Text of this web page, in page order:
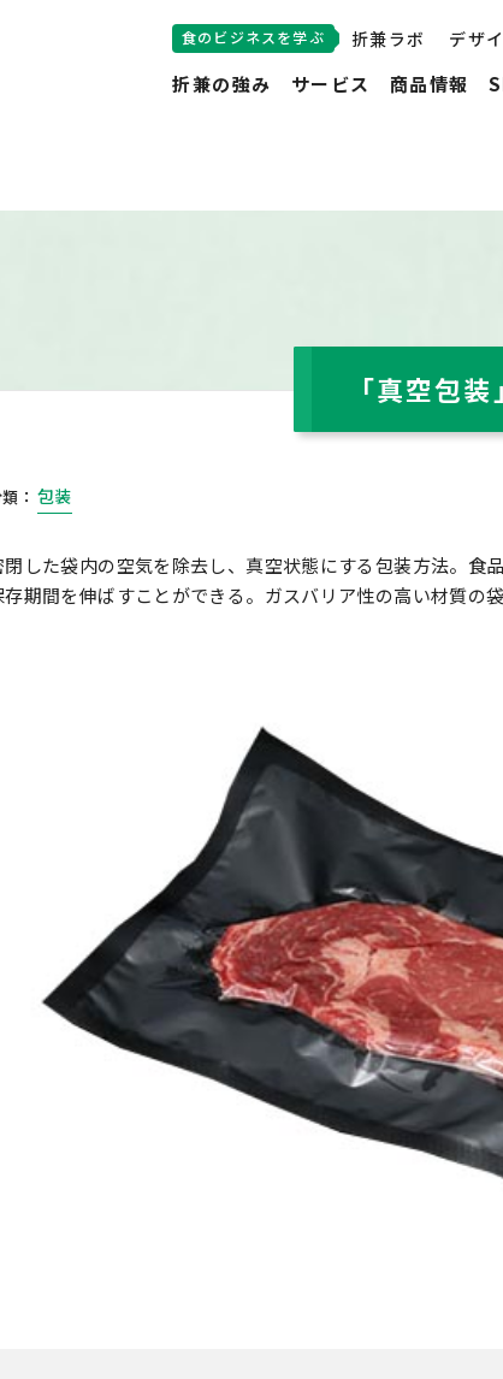
食のビジネスを学ぶ 折兼ラボ デザ
折兼の強み サービス 商品情報
「真空包
： 包装
閉した袋内の空気を除去し、真空状態にする包装方法。食
存期間を伸ばすことができる。ガスバリア性の高い材質の袋